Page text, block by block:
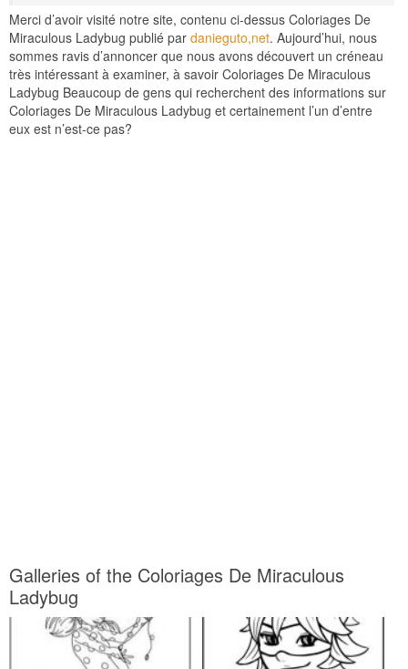
Merci d’avoir visité notre site, contenu ci-dessus Coloriages De
Miraculous Ladybug publié par danieguto,net. Aujourd’hui, nous
sommes ravis d’annoncer que nous avons découvert un créneau
très intéressant à examiner, à savoir Coloriages De Miraculous
Ladybug Beaucoup de gens qui recherchent des informations sur
Coloriages De Miraculous Ladybug et certainement l’un d’entre
eux est n’est-ce pas?
Galleries of the Coloriages De Miraculous
Ladybug